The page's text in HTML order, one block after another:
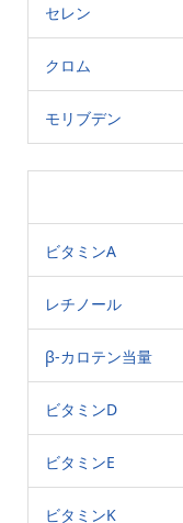
セレン
クロム
モリブデン
ビタミンA
レチノール
β-カロテン当量
ビタミンD
ビタミンE
ビタミンK